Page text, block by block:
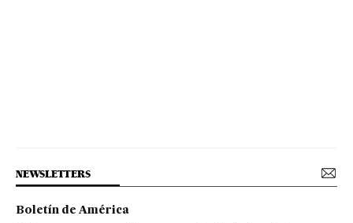
NEWSLETTERS
Boletín de América